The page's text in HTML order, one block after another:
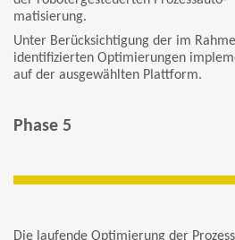
matisierung.
Unter Berücksichtigung der im
identifizierten Optimierungen
auf der ausgewählten Plattform.
Phase 5
Die laufende Optimierung der